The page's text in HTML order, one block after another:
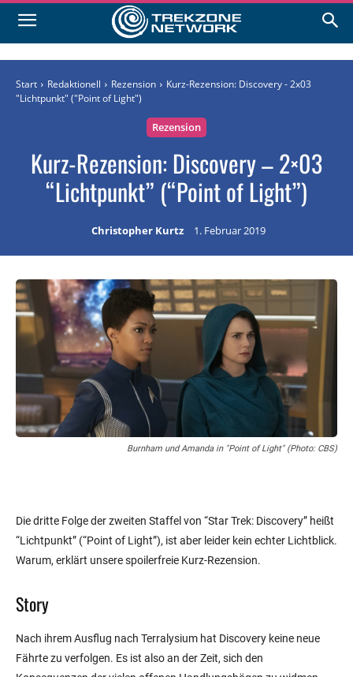
Start Redaktionell Rezension
Kurz-Rezension: Discovery - 2x03
"Lichtpunkt" ("Point of Light")
Rezension
Kurz-Rezension: Discovery – 2×03
“Lichtpunkt” (“Point of Light”)
Christopher Kurtz 1. Februar 2019
Burnham und Amanda in "Point of Light" (Photo: CBS)
Die dritte Folge der zweiten Staffel von “Star Trek: Discovery” heißt
“Lichtpunkt” (“Point of Light”), ist aber leider kein echter Lichtblick.
Warum, erklärt unsere spoilerfreie Kurz-Rezension.
Story
Nach ihrem Ausflug nach Terralysium hat Discovery keine neue
Fährte zu verfolgen. Es ist also an der Zeit, sich den